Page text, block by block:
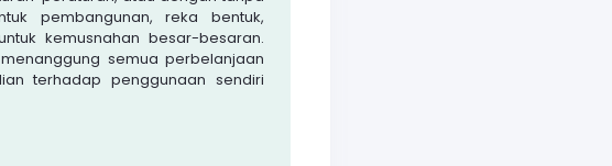
pembangunan, reka bentuk,
kemusnahan besar-besaran.
semua perbelanjaan
terhadap penggunaan sendiri